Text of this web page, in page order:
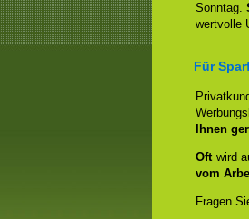
Sonntag.
wertvolle
Für
Ihnen
Oftwird
vom
Fragen